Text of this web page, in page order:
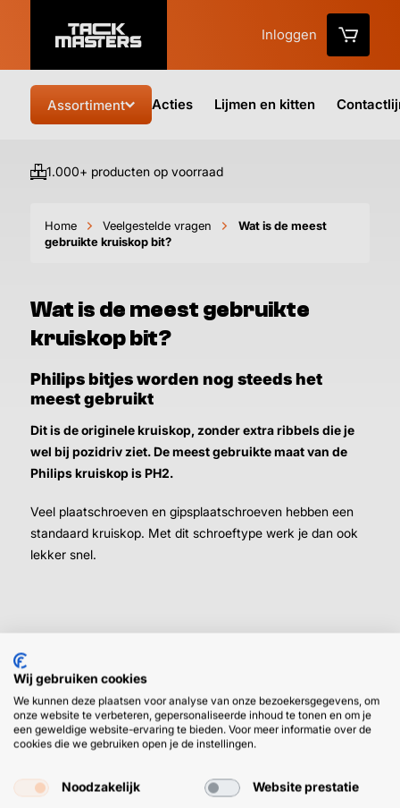
Inloggen
Assortiment Acties Lijmen en kitten
1.000+ producten op voorraad
Home Veelgestelde vragen
Wat is de meest
gebruikte kruiskop bit?
Wat is de meest gebruikte
kruiskop bit?
Philips bitjes worden nog steeds het
meest gebruikt
Dit is de originele kruiskop, zonder extra ribbels die je
wel bij pozidriv ziet. De meest gebruikte maat van de
Philips kruiskop is PH2.
Veel plaatschroeven en gipsplaatschroeven hebben een
standaard kruiskop. Met dit schroeftype werk je dan ook
lekker snel.
HULP OF ADVIES NODIG?
7224
12 09 51
BETAAL
Wij gebruiken cookies
We kunnen deze plaatsen voor analyse van onze bezoekersgegevens, om
onze website te verbeteren, gepersonaliseerde inhoud te tonen en om je
een geweldige website-ervaring te bieden. Voor meer informatie over de
cookies die we gebruiken open je de instellingen.
Noodzakelijk Website prestatie